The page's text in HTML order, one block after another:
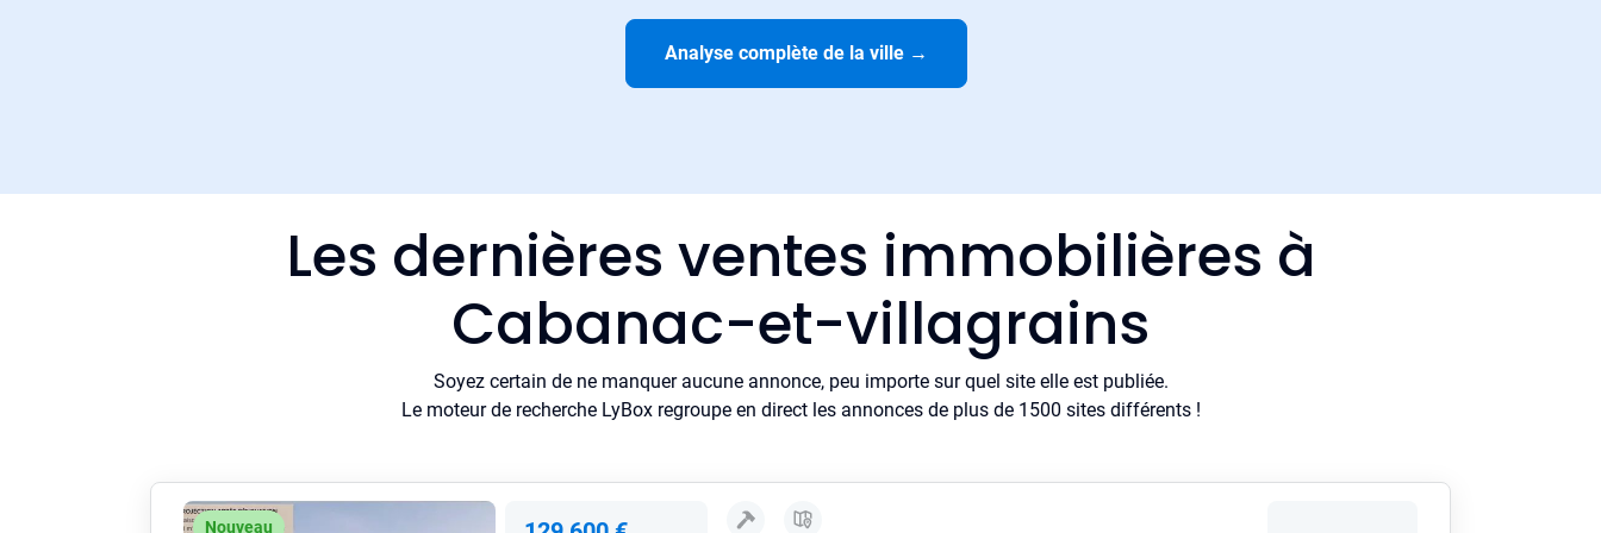
Analyse complète de la ville →
Les dernières ventes immobilières à
Cabanac-et-villagrains
Soyez certain de ne manquer aucune annonce, peu importe sur quel site elle est publiée.
Le moteur de recherche LyBox regroupe en direct les annonces de plus de 1500 sites différents !
Nouveau